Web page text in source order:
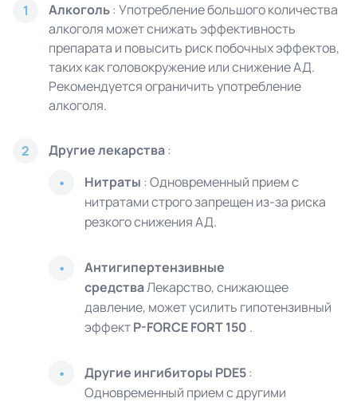
1 Алкоголь: Употребление большого количества
алкоголя может снижать эффективность
препарата и повысить риск побочных эффектов,
таких как головокружение или снижение АД.
Рекомендуется ограничить употребление
алкоголя.
2 Другие лекарства:
Нитраты : Одновременный прием с
нитратами строго запрещен из-за риска
резкого снижения АД.
Антигипертензивные
средстваЛекарство, снижающее
давление, может усилить гипотензивный
эффектP-FORCE FORT 150 .
Другие ингибиторы PDE5:
Одновременный прием с другими